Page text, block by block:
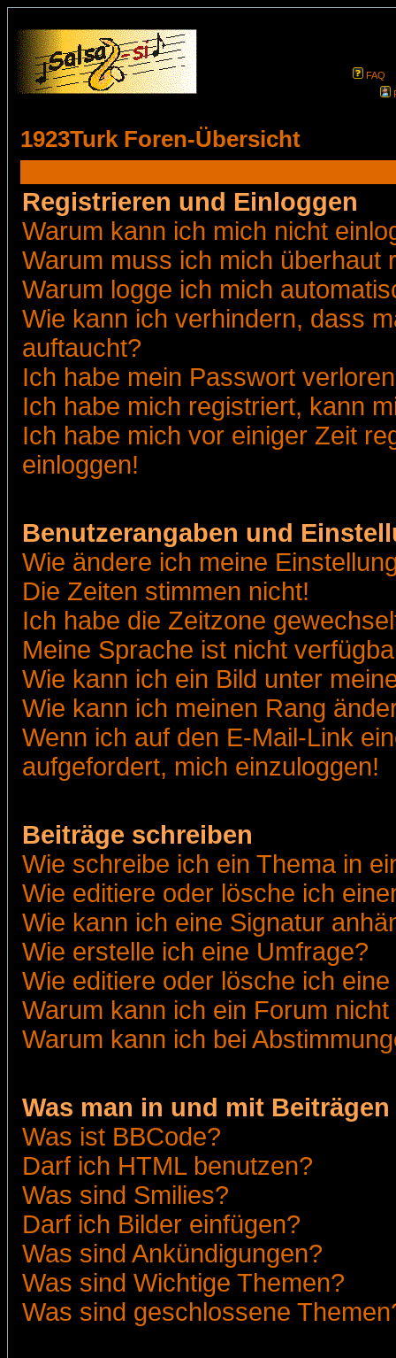
FAQ
1923Turk Foren-Übersicht
Registrieren und Einloggen
Warum kann ich mich nicht
Warum muss ich mich überhaut
Warum logge ich mich
Wie kann ich verhindern, dass
auftaucht?
Ich habe mein Passwort
Ich habe mich registriert, kann
Ich habe mich vor einiger Zeit
einloggen!
Benutzerangaben und
Wie ändere ich meine
Die Zeiten stimmen nicht!
Ich habe die Zeitzone
Meine Sprache ist nicht
Wie kann ich ein Bild unter
Wie kann ich meinen Rang
Wenn ich auf den E-Mail-Link
aufgefordert, mich einzuloggen!
Beiträge schreiben
Wie schreibe ich ein Thema in
Wie editiere oder lösche ich
Wie kann ich eine Signatur
Wie erstelle ich eine Umfrage?
Wie editiere oder lösche ich
Warum kann ich ein Forum
Warum kann ich bei
Was man in und mit
Was ist BBCode?
Darf ich HTML benutzen?
Was sind Smilies?
Darf ich Bilder einfügen?
Was sind Ankündigungen?
Was sind Wichtige Themen?
Was sind geschlossene